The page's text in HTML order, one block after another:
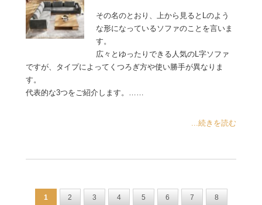
その名のとおり、上から見るとLのよう
な形になっているソファのことを言いま
す。
広々とゆったりできる人気のL字ソファ
ですが、タイプによってくつろぎ方や使い勝手が異なりま
す。
代表的な3つをご紹介します。……
...続きを読む
1 2 3 4 5 6 7 8